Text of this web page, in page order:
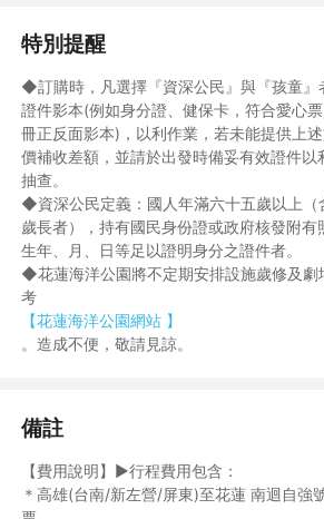
特別提醒
◆訂購時，凡選擇『資深公民』與『孩童』
證件影本(例如身分證、健保卡，符合愛心
冊正反面影本)，以利作業，若未能提供上
價補收差額，並請於出發時備妥有效證件以
抽查。
◆資深公民定義：國人年滿六十五歲以上（
歲長者），持有國民身份證或政府核發附有
生年、月、日等足以證明身分之證件者。
◆花蓮海洋公園將不定期安排設施歲修及劇
考
【花蓮海洋公園網站 】
。造成不便，敬請見諒。
備註
【費用說明】►行程費用包含：
＊高雄(台南/新左營/屏東)至花蓮 南迴自強